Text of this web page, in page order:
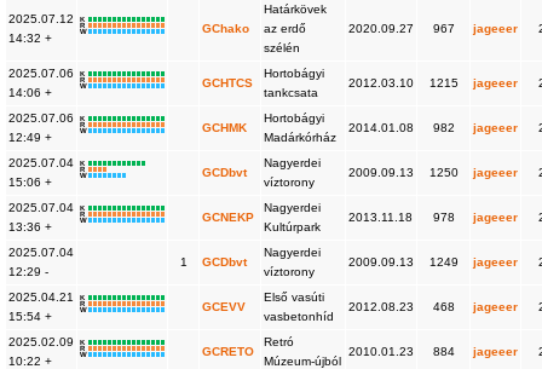
2025.07.12
14:32 +
K
R
W
GChako
Határkövek
az erdő
szélén
2020.09.27 967 jageeer
2025.07.06
14:06 +
K
R
W
GCHTCS
Hortobágyi
tankcsata
2012.03.10 1215 jageeer
2025.07.06
12:49 +
K
R
W
GCHMK
Hortobágyi
Madárkórház
2014.01.08 982 jageeer
2025.07.04
15:06 +
K
R
W
GCDbvt
Nagyerdei
víztorony
2009.09.13 1250 jageeer
2025.07.04
13:36 +
K
R
W
GCNEKP
Nagyerdei
Kultúrpark
2013.11.18 978 jageeer
2025.07.04
12:29 -
1 GCDbvt
Nagyerdei
víztorony
2009.09.13 1249 jageeer
2025.04.21
15:54 +
K
R
W
GCEVV
Első vasúti
vasbetonhíd
2012.08.23 468 jageeer
2025.02.09
10:22 +
K
R
W
GCRETO
Retró
Múzeum-újból
2010.01.23 884 jageeer